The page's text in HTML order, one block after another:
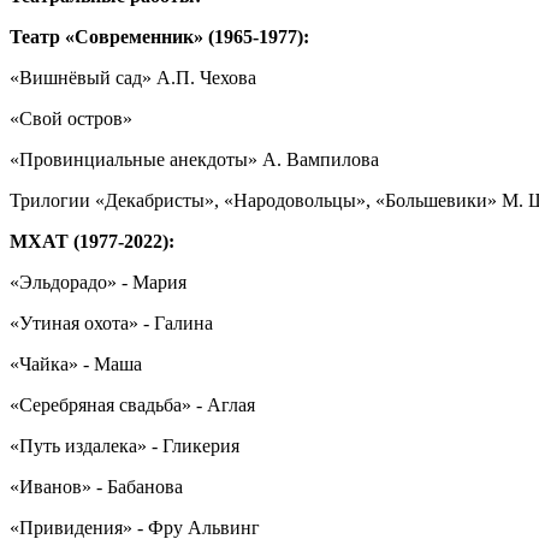
Театр «Современник» (1965-1977):
«Вишнёвый сад» А.П. Чехова
«Свой остров»
«Провинциальные анекдоты» А. Вампилова
Трилогии «Декабристы», «Народовольцы», «Большевики» М.
МХАТ (1977-2022):
«Эльдорадо» - Мария
«Утиная охота» - Галина
«Чайка» - Маша
«Серебряная свадьба» - Аглая
«Путь издалека» - Гликерия
«Иванов» - Бабанова
«Привидения» - Фру Альвинг